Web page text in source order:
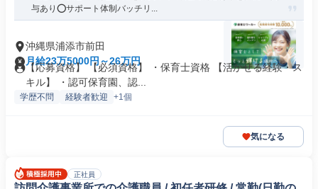
与あり⭕サポート体制バッチリ...
沖縄県浦添市前田
月給23万5000円～26万円
【応募資格】 【必須資格】 ・保育士資格 【活かせる経験・ス
キル】 ・認可保育園、認...
学歴不問 経験者歓迎 +1個
気になる
正社員